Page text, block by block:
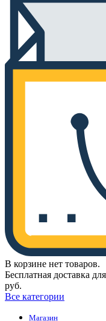
В корзине нет товаров.
Бесплатная доставка
руб.
Все категории
Магазин